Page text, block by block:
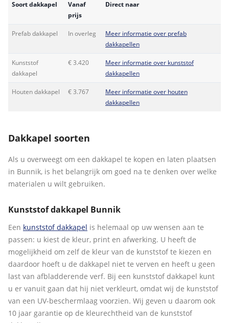
Soort dakkapel
Vanaf
prijs
Direct naar
Prefab dakkapel In overleg
Meer informatie over prefab
dakkapellen
Kunststof
dakkapel
€ 3.420
Meer informatie over kunststof
dakkapellen
Houten dakkapel € 3.767
Meer informatie over houten
dakkapellen
Dakkapel soorten
Als u overweegt om een dakkapel te kopen en laten plaatsen
in Bunnik, is het belangrijk om goed na te denken over welke
materialen u wilt gebruiken.
Kunststof dakkapel Bunnik
Een kunststof dakkapel is helemaal op uw wensen aan te
passen: u kiest de kleur, print en afwerking. U heeft de
mogelijkheid om zelf de kleur van de kunststof te kiezen en
daardoor hoeft u de dakkapel niet te verven en heeft u geen
last van afbladderende verf. Bij een kunststof dakkapel kunt
u er vanuit gaan dat hij niet verkleurt, omdat wij de kunststof
van een UV-beschermlaag voorzien. Wij geven u daarom ook
10 jaar garantie op de kleurechtheid van de kunststof